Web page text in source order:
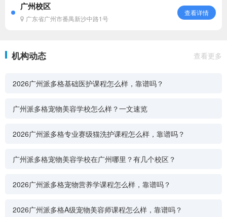
广州校区
广东省广州市番禺新沙中路1号
查看详情
机构动态 查看更多
2026广州派多格基础医护课程怎么样，靠谱吗？
广州派多格宠物美容学校怎么样？一文速览
2026广州派多格专业赛级猫洗护课程怎么样，靠谱吗？
广州派多格宠物美容学校在广州哪里？有几个校区？
2026广州派多格宠物营养学课程怎么样，靠谱吗？
2026广州派多格A级宠物美容师课程怎么样，靠谱吗？